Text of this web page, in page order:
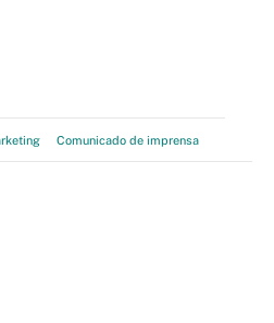
Comunicado de imprensa